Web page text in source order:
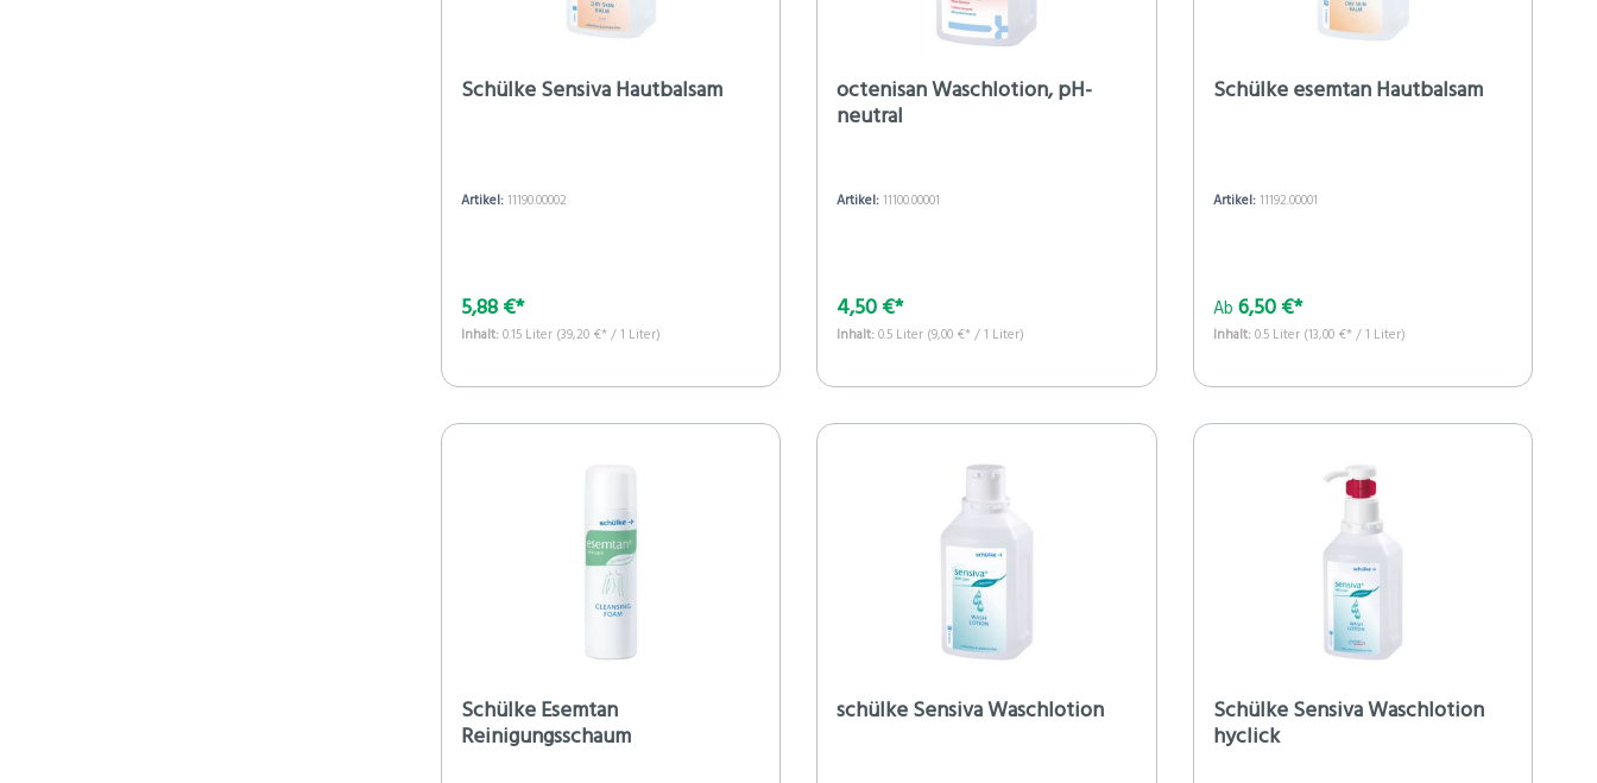
Schülke Sensiva Hautbalsam
Artikel:11190.00002
5,88 €*
Inhalt:0.15 Liter (39,20 €* / 1 Liter)
octenisan Waschlotion, pH-
neutral
Artikel:11100.00001
4,50 €*
Inhalt:0.5 Liter (9,00 €* / 1 Liter)
Schülke esemtan Hautbalsam
Artikel:11192.00001
Ab 6,50 €*
Inhalt:0.5 Liter (13,00 €* / 1 Liter)
Schülke Esemtan
Reinigungsschaum
schülke Sensiva Waschlotion Schülke Sensiva Waschlotion
hyclick